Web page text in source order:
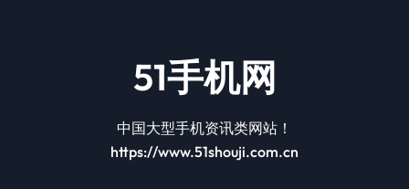
51手机网
中国大型手机资讯类网站！
https://www.51shouji.com.cn